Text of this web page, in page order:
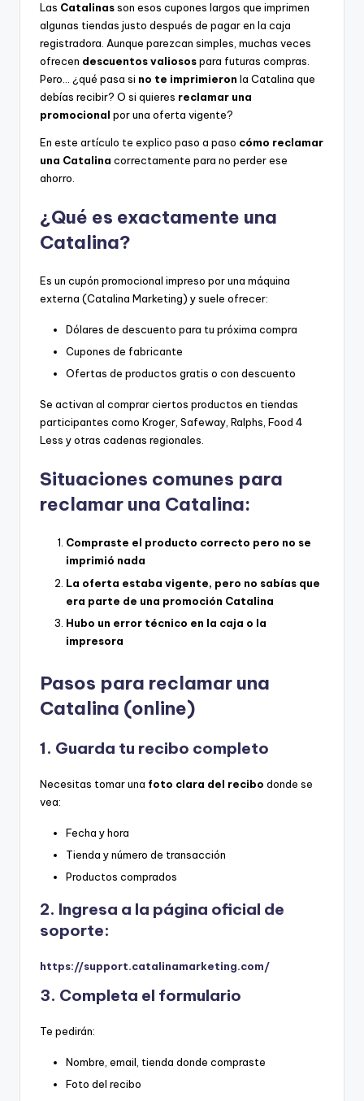
Las Catalinasson esos cupones largos que imprimen
algunas tiendas justo después de pagar en la caja
registradora. Aunque parezcan simples, muchas veces
ofrecen descuentos valiosospara futuras compras.
Pero… ¿qué pasa si no te imprimieron la Catalina que
debías recibir? O si quieres reclamar una
promocional por una oferta vigente?
En este artículo te explico paso a paso cómo reclamar
una Catalina correctamente para no perder ese
ahorro.
¿Qué es exactamente una
Catalina?
Es un cupón promocional impreso por una máquina
externa (Catalina Marketing) y suele ofrecer:
Dólares de descuento para tu próxima compra
Cupones de fabricante
Ofertas de productos gratis o con descuento
Se activan al comprar ciertos productos en tiendas
participantes como Kroger, Safeway, Ralphs, Food 4
Less y otras cadenas regionales.
Situaciones comunes para
reclamar una Catalina:
Compraste el producto correcto pero no se
imprimió nada
La oferta estaba vigente, pero no sabías que
era parte de una promoción Catalina
Hubo un error técnico en la caja o la
impresora
Pasos para reclamar una
Catalina (online)
1. Guarda tu recibo completo
Necesitas tomar una foto clara del recibo donde se
vea:
Fecha y hora
Tienda y número de transacción
Productos comprados
2. Ingresa a la página oficial de
soporte:
https://support.catalinamarketing.com/
3. Completa el formulario
Te pedirán:
Nombre, email, tienda donde compraste
Foto del recibo